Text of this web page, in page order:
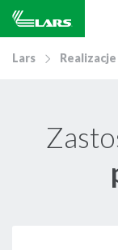
Lars Realizacje